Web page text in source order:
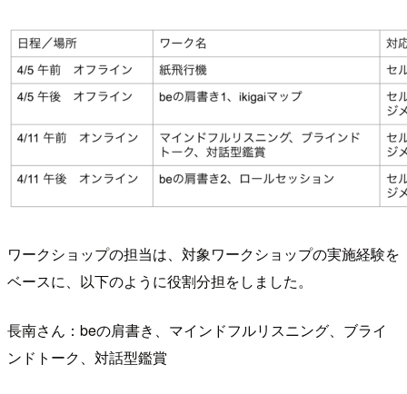
ワークショップの担当は、対象ワークショップの実施経験を
ベースに、以下のように役割分担をしました。
長南さん：beの肩書き、マインドフルリスニング、ブライ
ンドトーク、対話型鑑賞